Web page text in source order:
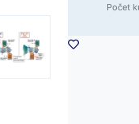
Počet